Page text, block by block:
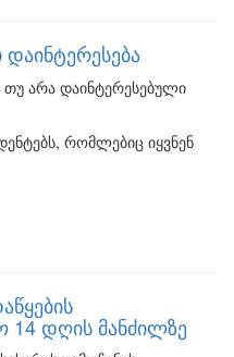
დაინტერესება
თუ არა დაინტერესებული
რომლებიც იყვნენ
14 დღის მანძილზე